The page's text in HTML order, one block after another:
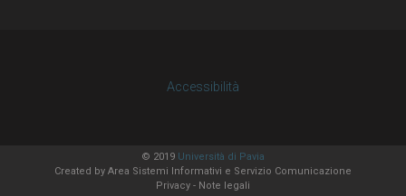
Accessibilità
© 2019 Università di Pavia
Created by Area Sistemi Informativi e Servizio Comunicazione
Privacy - Note legali